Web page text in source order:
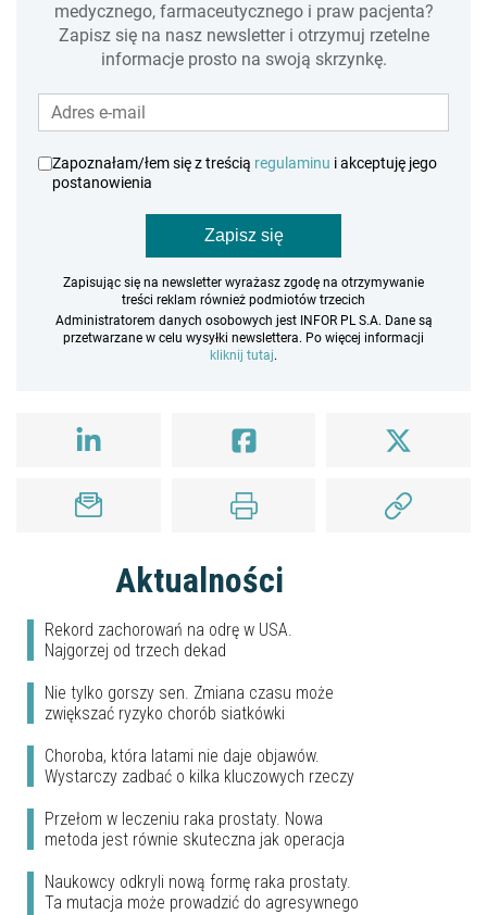
medycznego, farmaceutycznego i praw pacjenta?
Zapisz się na nasz newsletter i otrzymuj rzetelne
informacje prosto na swoją skrzynkę.
Zapoznałam/łem się z treścią regulaminu i akceptuję jego
postanowienia
Zapisz się
Zapisując się na newsletter wyrażasz zgodę na otrzymywanie
treści reklam również podmiotów trzecich
Administratorem danych osobowych jest INFOR PL S.A. Dane są
przetwarzane w celu wysyłki newslettera. Po więcej informacji
kliknij tutaj.
Aktualności
Rekord zachorowań na odrę w USA.
Najgorzej od trzech dekad
Nie tylko gorszy sen. Zmiana czasu może
zwiększać ryzyko chorób siatkówki
Choroba, która latami nie daje objawów.
Wystarczy zadbać o kilka kluczowych rzeczy
Przełom w leczeniu raka prostaty. Nowa
metoda jest równie skuteczna jak operacja
Naukowcy odkryli nową formę raka prostaty.
Ta mutacja może prowadzić do agresywnego